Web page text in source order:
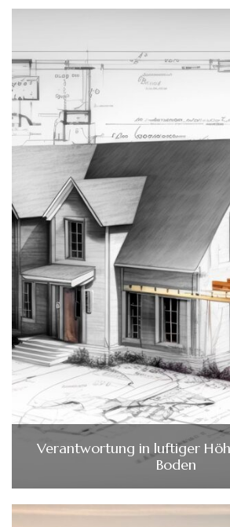
Verantwortung in luftiger
Boden